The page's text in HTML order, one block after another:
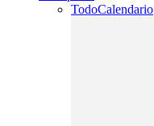
TodoCalendario